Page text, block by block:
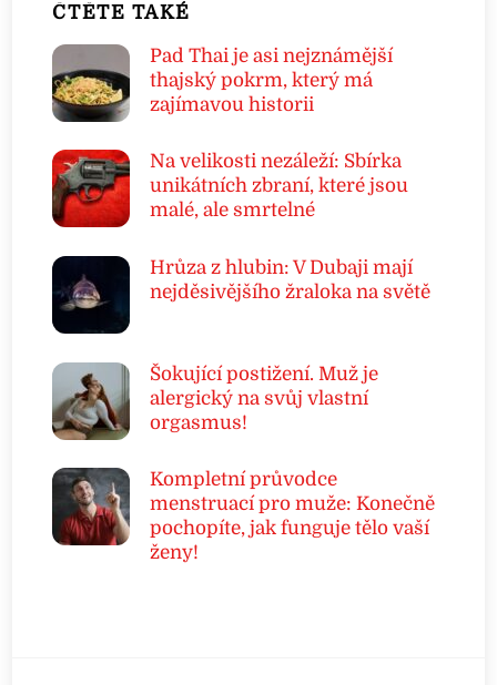
ČTĚTE TAKÉ
Pad Thai je asi nejznámější
thajský pokrm, který má
zajímavou historii
Na velikosti nezáleží: Sbírka
unikátních zbraní, které jsou
malé, ale smrtelné
Hrůza z hlubin: V Dubaji mají
nejděsivějšího žraloka na světě
Šokující postižení. Muž je
alergický na svůj vlastní
orgasmus!
Kompletní průvodce
menstruací pro muže: Konečně
pochopíte, jak funguje tělo vaší
ženy!